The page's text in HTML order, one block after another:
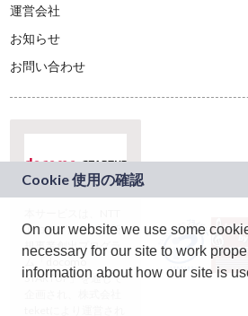
運営会社
お知らせ
お問い合わせ
ドコモグループの新
規事業創出プログラ
ム「docomo
STARTUP」を通じて
On our website we use some
necessary for our site to work
information about how our site is